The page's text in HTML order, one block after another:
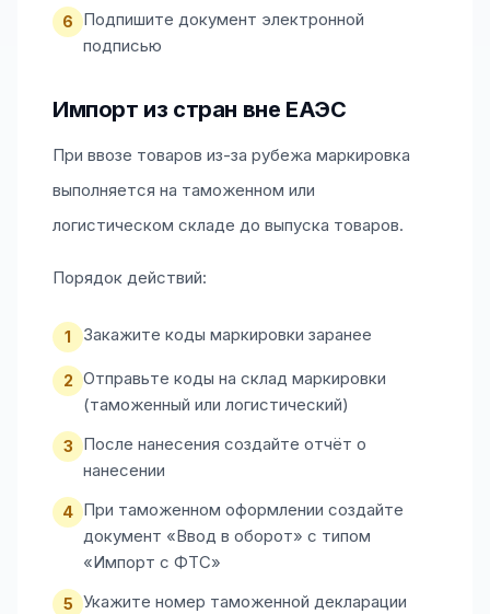
6
Подпишите документ электронной
подписью
Импорт из стран вне ЕАЭС
При ввозе товаров из-за рубежа маркировка
выполняется на таможенном или
логистическом складе до выпуска товаров.
Порядок действий:
1 Закажите коды маркировки заранее
2 Отправьте коды на склад маркировки
(таможенный или логистический)
3
После нанесения создайте отчёт о
нанесении
4 При таможенном оформлении создайте
документ «Ввод в оборот» с типом
«Импорт с ФТС»
5 Укажите номер таможенной декларации